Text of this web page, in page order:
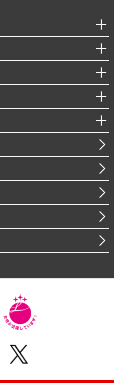
ンス）・防災（政策）
ートシティ
きについて